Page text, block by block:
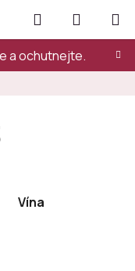
a ochutnejte.
Hledat
KOŠÍK
Vína